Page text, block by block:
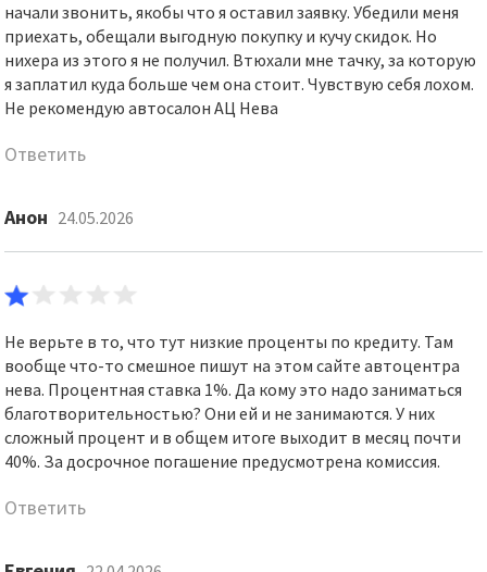
начали звонить, якобы что я оставил заявку. Убедили меня
приехать, обещали выгодную покупку и кучу скидок. Но
нихера из этого я не получил. Втюхали мне тачку, за которую
я заплатил куда больше чем она стоит. Чувствую себя лохом.
Не рекомендую автосалон АЦ Нева
Ответить
Анон 24.05.2026
Не верьте в то, что тут низкие проценты по кредиту. Там
вообще что-то смешное пишут на этом сайте автоцентра
нева. Процентная ставка 1%. Да кому это надо заниматься
благотворительностью? Они ей и не занимаются. У них
сложный процент и в общем итоге выходит в месяц почти
40%. За досрочное погашение предусмотрена комиссия.
Ответить